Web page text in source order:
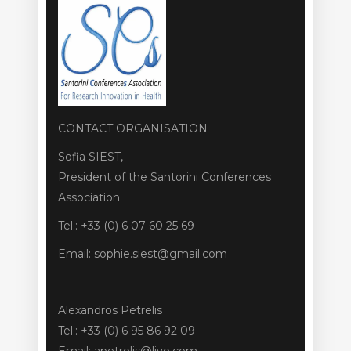
CONTACT ORGANISATION
Sofia SIEST,
President of the Santorini Conferences
Association
Tel.: +33 (0) 6 07 60 25 69
Email: sophie.siest@gmail.com
Alexandros Petrelis
Tel.: +33 (0) 6 95 86 92 09